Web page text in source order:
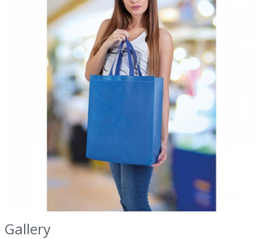
2022
dell'IRAP"
Obblighi informativi per le erogazioni
pubbliche: gli aiuti di Stato e gli aiuti de
minimis ricevuti dalla nostra impresa sono
contenuti nel Registro nazionale degli aiuti di
Stato di cui all'art. 52 della L. 234/2012 a cui si
rinvia e consultabili al seguente link:
https://www.rna.gov.it/
Gallery